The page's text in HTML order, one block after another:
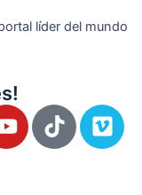
líder del mundo
Y
o
T
i
V
i